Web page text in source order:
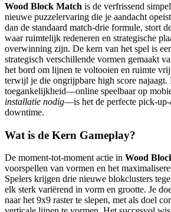
Wood Block Match is de verfrissend
nieuwe puzzelervaring die je aandacht
dan de standaard match-drie formule, stort
waar ruimtelijk redeneren en strategische
overwinning zijn. De kern van het spel is
strategisch verschillende vormen gemaakt
het bord om lijnen te voltooien en ruimte
terwijl je die ongrijpbare high score
toegankelijkheid—online speelbaar op
installatie nodig—is het de perfecte pick-
downtime.
Wat is de Kern Gameplay?
De moment-tot-moment actie in Wood
voorspellen van vormen en het
Spelers krijgen drie nieuwe blokclusters
elk sterk variërend in vorm en grootte. Je
naar het 9x9 raster te slepen, met als doel